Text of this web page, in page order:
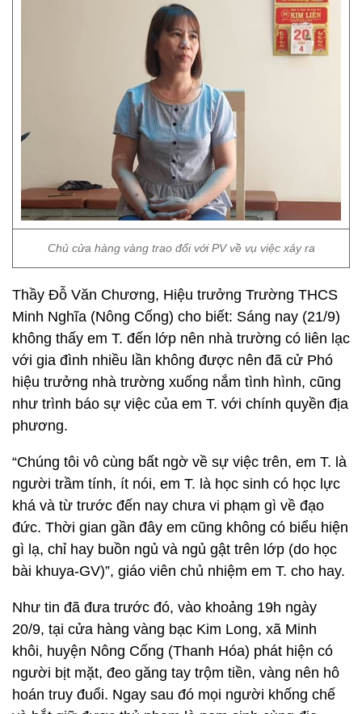
Chủ cửa hàng vàng trao đổi với PV về vụ việc xảy ra
Thầy Đỗ Văn Chương, Hiệu trưởng Trường THCS
Minh Nghĩa (Nông Cống) cho biết: Sáng nay (21/9)
không thấy em T. đến lớp nên nhà trường có liên lạc
với gia đình nhiều lần không được nên đã cử Phó
hiệu trưởng nhà trường xuống nắm tình hình, cũng
như trình báo sự việc của em T. với chính quyền địa
phương.
“Chúng tôi vô cùng bất ngờ về sự việc trên, em T. là
người trầm tính, ít nói, em T. là học sinh có học lực
khá và từ trước đến nay chưa vi phạm gì về đạo
đức. Thời gian gần đây em cũng không có biểu hiện
gì lạ, chỉ hay buồn ngủ và ngủ gật trên lớp (do học
bài khuya-GV)”, giáo viên chủ nhiệm em T. cho hay.
Như tin đã đưa trước đó, vào khoảng 19h ngày
20/9, tại cửa hàng vàng bạc Kim Long, xã Minh
khôi, huyện Nông Cống (Thanh Hóa) phát hiện có
người bịt mặt, đeo găng tay trộm tiền, vàng nên hô
hoán truy đuổi. Ngay sau đó mọi người khống chế